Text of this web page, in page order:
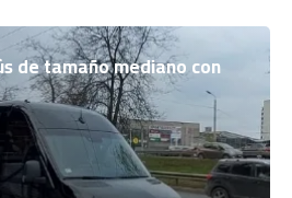
de tamaño mediano con